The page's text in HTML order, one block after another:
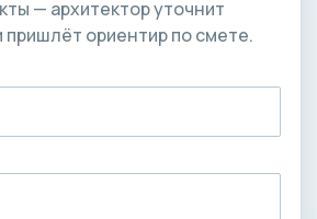
— архитектор уточнит
ориентир по смете.